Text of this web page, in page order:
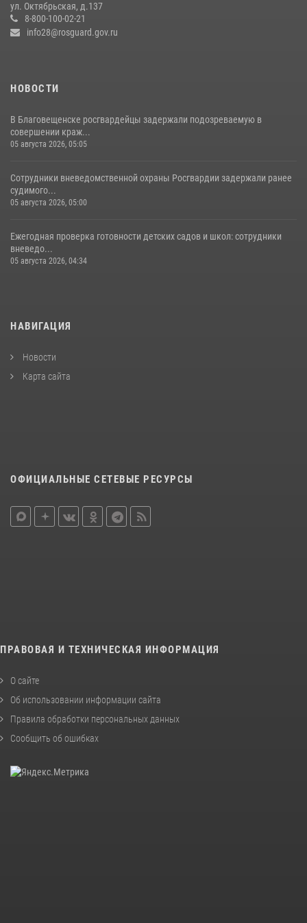
23 июля 2026, 07:49
ул. Октябрьская, д.137
8-800-100-02-21
info28@rosguard.gov.ru
НОВОСТИ
В Благовещенске росгвардейцы задержали подозреваемую в
совершении краж...
05 августа 2026, 05:05
Сотрудники вневедомственной охраны Росгвардии задержали ранее
судимого...
05 августа 2026, 05:00
Ежегодная проверка готовности детских садов и школ: сотрудники
вневедо...
05 августа 2026, 04:34
НАВИГАЦИЯ
Новости
Карта сайта
ОФИЦИАЛЬНЫЕ СЕТЕВЫЕ РЕСУРСЫ
ПРАВОВАЯ И ТЕХНИЧЕСКАЯ ИНФОРМАЦИЯ
О сайте
Об использовании информации сайта
Правила обработки персональных данных
Сообщить об ошибках